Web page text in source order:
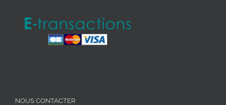
NOUS CONTACTER